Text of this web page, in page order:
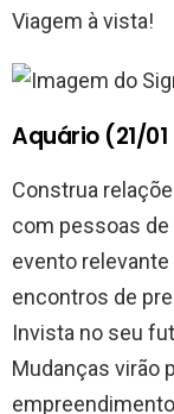
Viagem à vista!
Aquário (21/
Construa
com pessoas
evento
encontros de
Invista no seu
Mudanças virão